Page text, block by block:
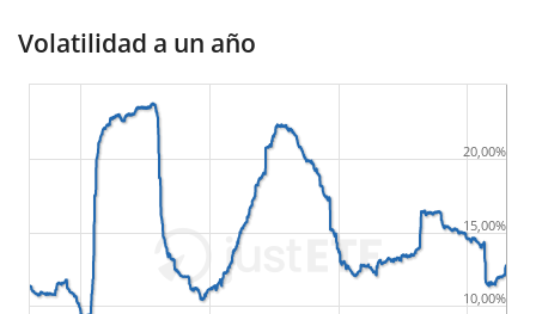
Volatilidad a un año
10,00%
15,00%
20,00%